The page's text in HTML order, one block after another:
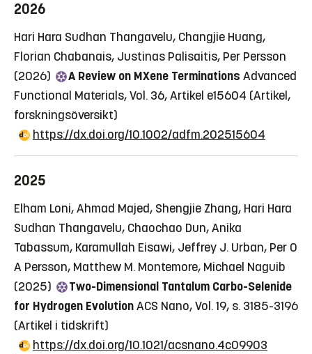
2026
Hari Hara Sudhan Thangavelu, Changjie Huang,
Florian Chabanais, Justinas Palisaitis, Per Persson
(2026)
A Review on MXene Terminations Advanced
Functional Materials, Vol. 36, Artikel e15604 (Artikel,
forskningsöversikt)
https://dx.doi.org/10.1002/adfm.202515604
2025
Elham Loni, Ahmad Majed, Shengjie Zhang, Hari Hara
Sudhan Thangavelu, Chaochao Dun, Anika
Tabassum, Karamullah Eisawi, Jeffrey J. Urban, Per O
A Persson, Matthew M. Montemore, Michael Naguib
(2025)
Two-Dimensional Tantalum Carbo-Selenide
for Hydrogen EvolutionACS Nano, Vol. 19, s. 3185-3196
(Artikel i tidskrift)
https://dx.doi.org/10.1021/acsnano.4c09903